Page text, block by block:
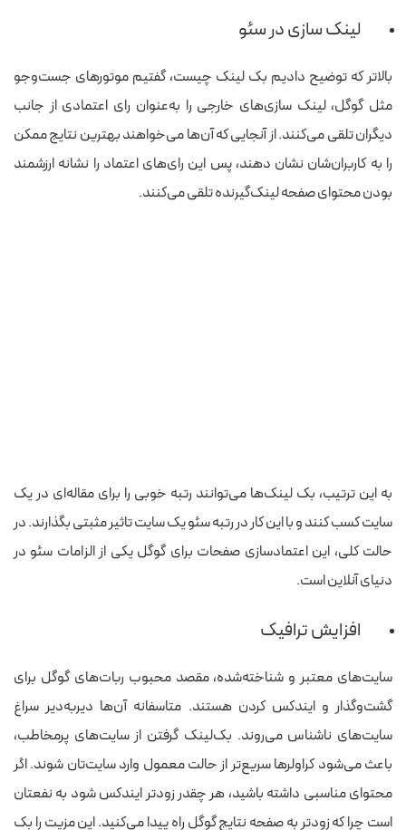
لینک سازی در سئو
بالاتر که توضیح دادیم بک لینک چیست، گفتیم موتورهای جست‌و‌جو
مثل گوگل، لینک سازی‌های خارجی را به‌عنوان رای اعتمادی از جانب
دیگران تلقی می‌کنند. از آنجایی که آن‌ها می‌خواهند بهترین نتایج ممکن
را به کاربران‌شان نشان دهند، پس این رای‌های اعتماد را نشانه ارزشمند
بودن محتوای صفحه لینک‌گیرنده تلقی می‌کنند.
به این ترتیب، بک لینک‌ها می‌توانند رتبه خوبی را برای مقاله‌ای در یک
سایت کسب کنند و با این کار در رتبه سئو یک سایت تاثیر مثبتی بگذارند. در
حالت کلی، این اعتمادسازی صفحات برای گوگل یکی از الزامات سئو در
دنیای آنلاین است.
افزایش ترافیک
سایت‌های معتبر و شناخته‌‌شده، مقصد محبوب ربات‌های گوگل برای
گشت‌و‌گذار و ایندکس کردن هستند. متاسفانه آن‌ها دیربه‌دیر سراغ
سایت‌های ناشناس می‌روند. بک‌لینک گرفتن از سایت‌های پرمخاطب،
باعث می‌شود کراولرها سریع‌تر از حالت معمول وارد سایت‌تان شوند. اگر
محتوای مناسبی داشته باشید، هر چقدر زودتر ایندکس شود به نفعتان
است چرا که زودتر به صفحه نتایج گوگل راه پیدا می‌کنید.این مزیت را بک